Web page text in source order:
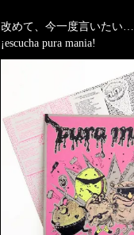
改めて、今一度言いたい…
¡escucha pura mania!